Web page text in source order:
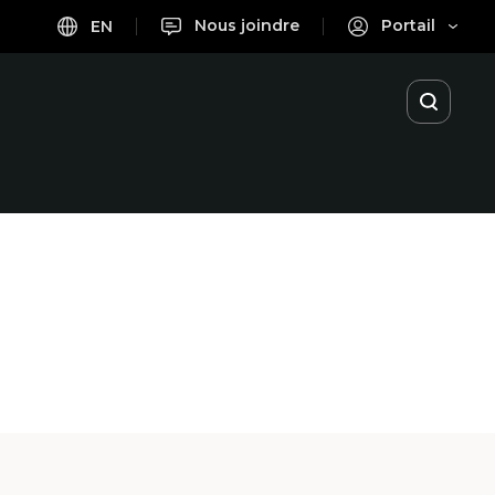
EN Nous joindre Portail
Ouvrir
la